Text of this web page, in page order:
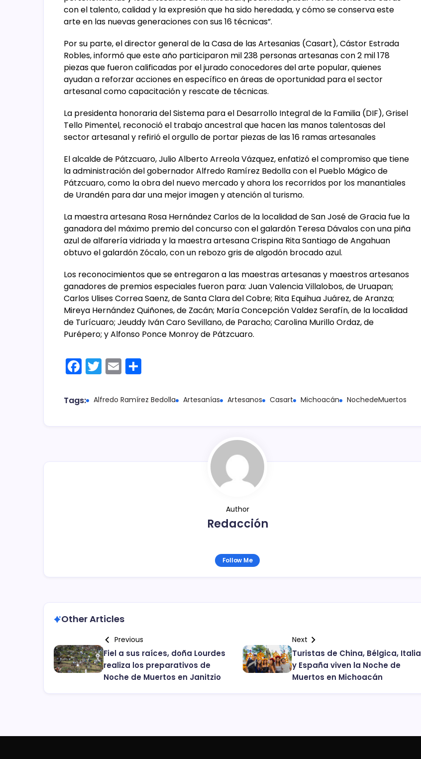
con el talento, calidad y la expresión que ha sido heredada, y cómo se conserva este
arte en las nuevas generaciones con sus 16 técnicas”.
Por su parte, el director general de la Casa de las Artesanias (Casart), Cástor Estrada
Robles, informó que este año participaron mil 238 personas artesanas con 2 mil 178
piezas que fueron calificadas por el jurado conocedores del arte popular, quienes
ayudan a reforzar acciones en específico en áreas de oportunidad para el sector
artesanal como capacitación y rescate de técnicas.
La presidenta honoraria del Sistema para el Desarrollo Integral de la Familia (DIF), Grisel
Tello Pimentel, reconoció el trabajo ancestral que hacen las manos talentosas del
sector artesanal y refirió el orgullo de portar piezas de las 16 ramas artesanales
El alcalde de Pátzcuaro, Julio Alberto Arreola Vázquez, enfatizó el compromiso que tiene
la administración del gobernador Alfredo Ramírez Bedolla con el Pueblo Mágico de
Pátzcuaro, como la obra del nuevo mercado y ahora los recorridos por los manantiales
de Urandén para dar una mejor imagen y atención al turismo.
La maestra artesana Rosa Hernández Carlos de la localidad de San José de Gracia fue la
ganadora del máximo premio del concurso con el galardón Teresa Dávalos con una piña
azul de alfarería vidriada y la maestra artesana Crispina Rita Santiago de Angahuan
obtuvo el galardón Zócalo, con un rebozo gris de algodón brocado azul.
Los reconocimientos que se entregaron a las maestras artesanas y maestros artesanos
ganadores de premios especiales fueron para: Juan Valencia Villalobos, de Uruapan;
Carlos Ulises Correa Saenz, de Santa Clara del Cobre; Rita Equihua Juárez, de Aranza;
Mireya Hernández Quiñones, de Zacán; María Concepción Valdez Serafín, de la localidad
de Turícuaro; Jeuddy Iván Caro Sevillano, de Paracho; Carolina Murillo Ordaz, de
Purépero; y Alfonso Ponce Monroy de Pátzcuaro.
F
c
T
itt
E
ai m
Tags: Alfredo Ramírez Bedolla Artesanías Artesanos Casart Michoacán NochedeMuertos
Author
Redacción
Follow Me
Other Articles
Previous
Fiel a sus raíces, doña Lourdes
realiza los preparativos de
Noche de Muertos en Janitzio
Next
Turistas de China, Bélgica, Italia
y España viven la Noche de
Muertos en Michoacán